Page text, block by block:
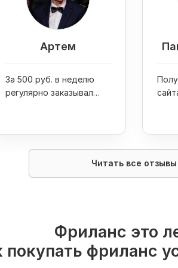
Артем
За 500 руб. в неделю
регулярно заказывал
текстов
Читать все отзывы
Фриланс это
покупать фриланс